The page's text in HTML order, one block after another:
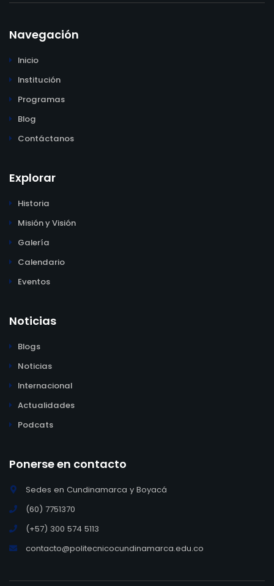
Navegación
Inicio
Institución
Programas
Blog
Contáctanos
Explorar
Historia
Misión y Visión
Galería
Calendario
Eventos
Noticias
Blogs
Noticias
Internacional
Actualidades
Podcats
Ponerse en contacto
Sedes en Cundinamarca y Boyacá
(60) 7751370
(+57) 300 574 5113
contacto@politecnicocundinamarca.edu.co